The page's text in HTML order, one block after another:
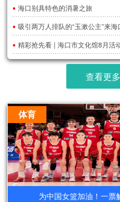
海口别具特色的消暑之旅
吸引两万人排队的“玉漱公主”来
精彩抢先看 | 海口市文化馆8月活
查看更
体育
为中国女篮加油！一票